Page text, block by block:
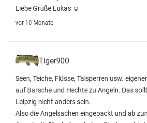
Liebe Grüße Lukas ☺️
vor 10 Monate
Tiger900
Seen, Teiche, Flüsse, Talsperren usw.
auf Barsche und Hechte zu Angeln. Das
Leipzig nicht anders sein.
Also die Angelsachen eingepackt und ab